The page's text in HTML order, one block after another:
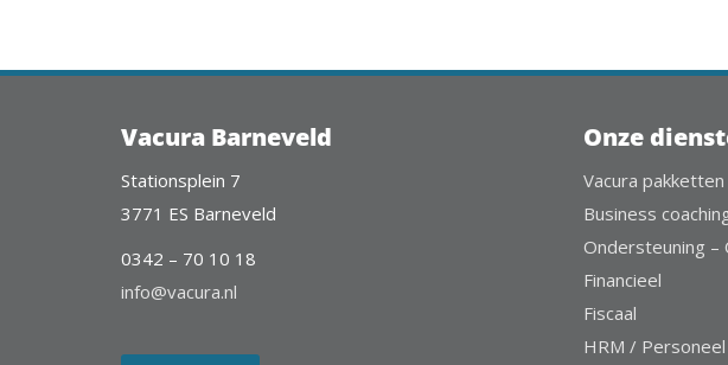
Vacura Barneveld
Stationsplein 7
3771 ES Barneveld
0342 – 70 10 18
info@vacura.nl
Onze
Vacura pakketten
Business
Ondersteuning –
Financieel
Fiscaal
HRM / Personeel